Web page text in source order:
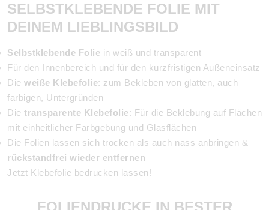
SELBSTKLEBENDE FOLIE MIT
DEINEM LIEBLINGSBILD
Selbstklebende Folie in weiß und transparent
Für den Innenbereich und für den kurzfristigen Außeneinsatz
Die weiße Klebefolie: zum Bekleben von glatten, auch
farbigen, Untergründen
Die transparente Klebefolie: Für die Beklebung auf Flächen
mit einheitlicher Farbgebung und Glasflächen
Die Folien lassen sich trocken als auch nass anbringen &
rückstandfrei wieder entfernen
Jetzt Klebefolie bedrucken lassen!
FOLIENDRUCKE IN BESTER